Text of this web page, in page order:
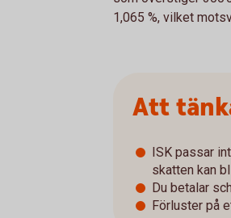
1,065 %, vilket
Att
ISK passar
skatten kan
Du betalar
Förluster på